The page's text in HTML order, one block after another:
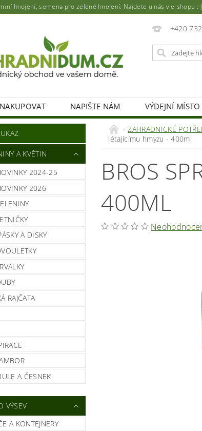
hnojení, semena pro zelené hnojení. Najdete u nás v e-shopu
+420
NAPIŠTE NÁM VÝDEJNÍ MÍSTO
A KVĚTIN
2024-25
2026
A DISKY
RAJČATA
A ČESNEK
VÝSEV
A KONTEJNERY
ZAHRADNICKÉ
létajícímu hmyzu - 400ml
BROS
400ML